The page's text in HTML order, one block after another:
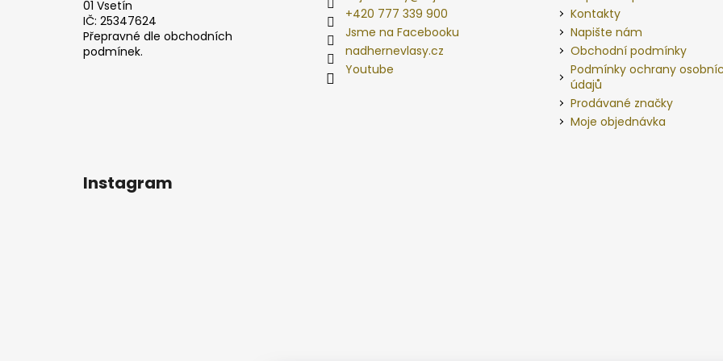
01 Vsetín
IČ: 25347624
Přepravné dle obchodních
podmínek.
+420 777 339 900
Jsme na Facebooku
nadhernevlasy.cz
Youtube
Kontakty
Napište nám
Obchodní podmínky
Podmínky ochrany
údajů
Prodávané značky
Moje objednávka
Instagram